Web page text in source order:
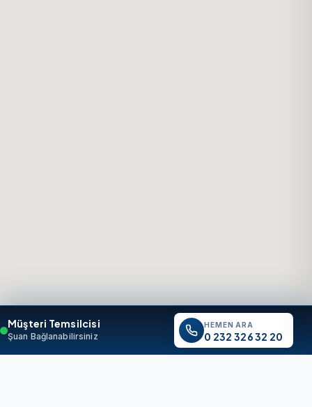
Müşteri Temsilcisi
Şuan Bağlanabilirsiniz
HEMEN ARA
0 232 326 32 20